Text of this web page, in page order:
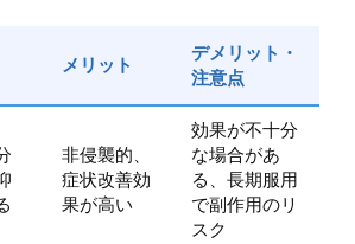
メリット
デメリット・
注意点
非侵襲的、
症状改善効
果が高い
効果が不十分
な場合があ
る、長期服用
で副作用のリ
スク